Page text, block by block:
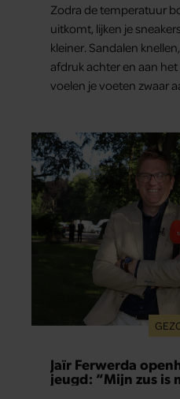
Zodra de temperatuur
uitkomt, lijken je
kleiner. Sandalen
afdruk achter en aan
voelen je voeten zwaar
Jaïr Ferwerda
jeugd: “Mijn zus is